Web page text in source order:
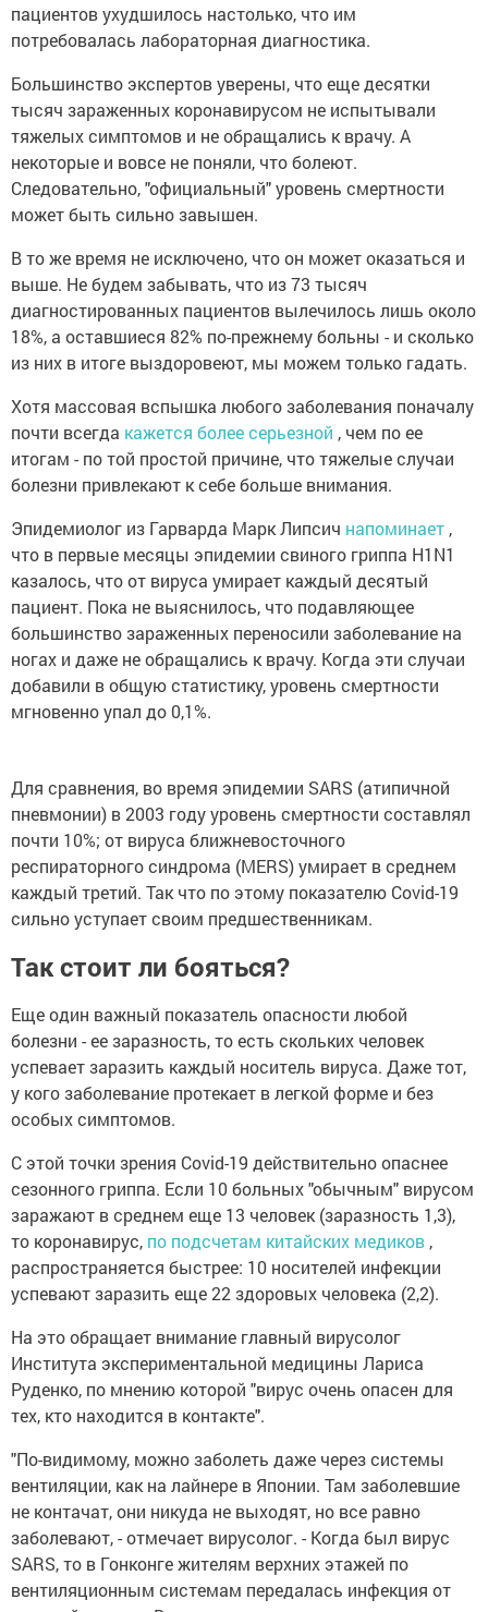
пациентов ухудшилось настолько, что им
потребовалась лабораторная диагностика.
Большинство экспертов уверены, что еще десятки
тысяч зараженных коронавирусом не испытывали
тяжелых симптомов и не обращались к врачу. А
некоторые и вовсе не поняли, что болеют.
Следовательно, "официальный" уровень смертности
может быть сильно завышен.
В то же время не исключено, что он может оказаться и
выше. Не будем забывать, что из 73 тысяч
диагностированных пациентов вылечилось лишь около
18%, а оставшиеся 82% по-прежнему больны - и сколько
из них в итоге выздоровеют, мы можем только гадать.
Хотя массовая вспышка любого заболевания поначалу
почти всегда кажется более серьезной , чем по ее
итогам - по той простой причине, что тяжелые случаи
болезни привлекают к себе больше внимания.
Эпидемиолог из Гарварда Марк Липсич напоминает ,
что в первые месяцы эпидемии свиного гриппа H1N1
казалось, что от вируса умирает каждый десятый
пациент. Пока не выяснилось, что подавляющее
большинство зараженных переносили заболевание на
ногах и даже не обращались к врачу. Когда эти случаи
добавили в общую статистику, уровень смертности
мгновенно упал до 0,1%.
Для сравнения, во время эпидемии SARS (атипичной
пневмонии) в 2003 году уровень смертности составлял
почти 10%; от вируса ближневосточного
респираторного синдрома (MERS) умирает в среднем
каждый третий. Так что по этому показателю Covid-19
сильно уступает своим предшественникам.
Так стоит ли бояться?
Еще один важный показатель опасности любой
болезни - ее заразность, то есть скольких человек
успевает заразить каждый носитель вируса. Даже тот,
у кого заболевание протекает в легкой форме и без
особых симптомов.
С этой точки зрения Covid-19 действительно опаснее
сезонного гриппа. Если 10 больных "обычным" вирусом
заражают в среднем еще 13 человек (заразность 1,3),
то коронавирус, по подсчетам китайских медиков ,
распространяется быстрее: 10 носителей инфекции
успевают заразить еще 22 здоровых человека (2,2).
На это обращает внимание главный вирусолог
Института экспериментальной медицины Лариса
Руденко, по мнению которой "вирус очень опасен для
тех, кто находится в контакте".
"По-видимому, можно заболеть даже через системы
вентиляции, как на лайнере в Японии. Там заболевшие
не контачат, они никуда не выходят, но все равно
заболевают, - отмечает вирусолог. - Когда был вирус
SARS, то в Гонконге жителям верхних этажей по
вентиляционным системам передалась инфекция от